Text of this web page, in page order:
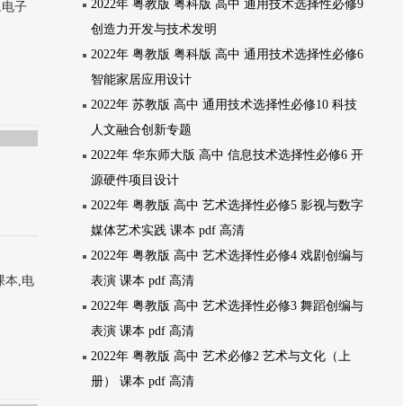
子
本,电
2022年 粤教版 粤科版 高中 通用技术选择性必修9
创造力开发与技术发明
2022年 粤教版 粤科版 高中 通用技术选择性必修6
智能家居应用设计
2022年 苏教版 高中 通用技术选择性必修10 科技
人文融合创新专题
2022年 华东师大版 高中 信息技术选择性必修6 开
源硬件项目设计
2022年 粤教版 高中 艺术选择性必修5 影视与数字
媒体艺术实践 课本 pdf 高清
2022年 粤教版 高中 艺术选择性必修4 戏剧创编与
表演 课本 pdf 高清
2022年 粤教版 高中 艺术选择性必修3 舞蹈创编与
表演 课本 pdf 高清
2022年 粤教版 高中 艺术必修2 艺术与文化（上
册） 课本 pdf 高清